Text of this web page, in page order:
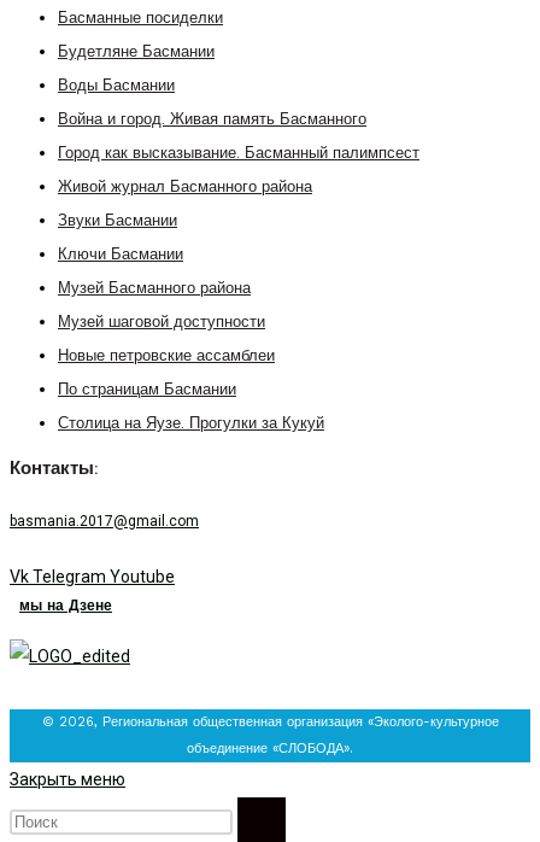
Басманные посиделки
Будетляне Басмании
Воды Басмании
Война и город. Живая память Басманного
Город как высказывание. Басманный палимпсест
Живой журнал Басманного района
Звуки Басмании
Ключи Басмании
Музей Басманного района
Музей шаговой доступности
Новые петровские ассамблеи
По страницам Басмании
Столица на Яузе. Прогулки за Кукуй
Контакты:
basmania.2017@gmail.com
VkTelegram Youtube
мы на Дзене
© 2026, Региональная общественная организация «Эколого-культурное
объединение «СЛОБОДА».
Закрыть меню